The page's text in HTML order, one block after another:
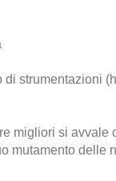
strumentazioni
migliori si
mutamento delle